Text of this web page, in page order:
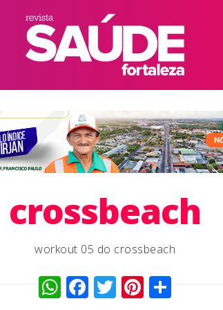
crossbeach
workout 05 do crossbeach
WhatsApp
Facebook
TwitterPinterest